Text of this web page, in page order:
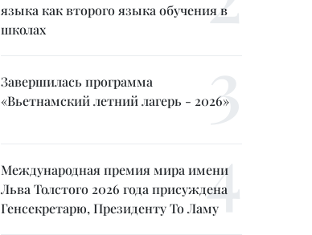
языка как второго языка обучения в
школах
Завершилась программа
«Вьетнамский летний лагерь - 2026»
Международная премия мира имени
Льва Толстого 2026 года присуждена
Генсекретарю, Президенту То Ламу